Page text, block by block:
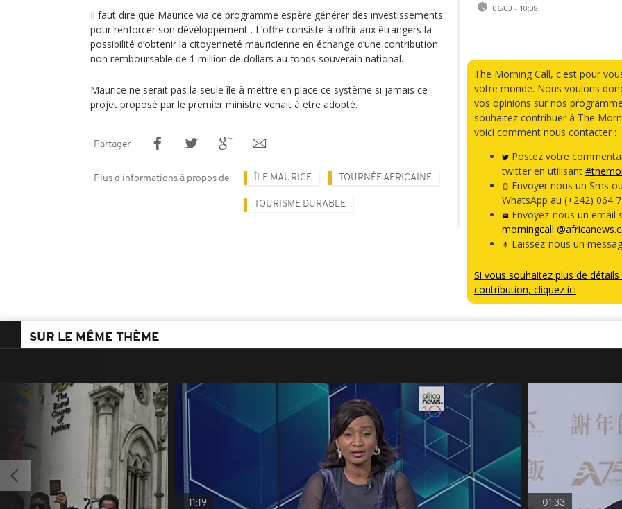
Il faut dire que Maurice via ce programme espère générer des investissements
pour renforcer son dévéloppement . L’offre consiste à offrir aux étrangers la
possibilité d’obtenir la citoyenneté mauricienne en échange d’une contribution
non remboursable de 1 million de dollars au fonds souverain national.
Maurice ne serait pas la seule île à mettre en place ce système si jamais ce
projet proposé par le premier ministre venait à etre adopté.
Partager
Plus d'informations à propos de ÎLE MAURICE TOURNÉE AFRICAINE
TOURISME DURABLE
06/03 - 10:08
The Morning Call, c'est pour
votre monde. Nous voulons
vos opinions sur nos
souhaitez contribuer à The
voici comment nous contacter :
Postez votre
twitter en utilisant
Envoyer nous un Sms ou
WhatsApp au (+242) 064
Envoyez-nous un email
morningcall
Laissez-nous un
Si vous souhaitez plus de détails
contribution, cliquez ici
SUR LE MÊME THÈME
11:19 01:33